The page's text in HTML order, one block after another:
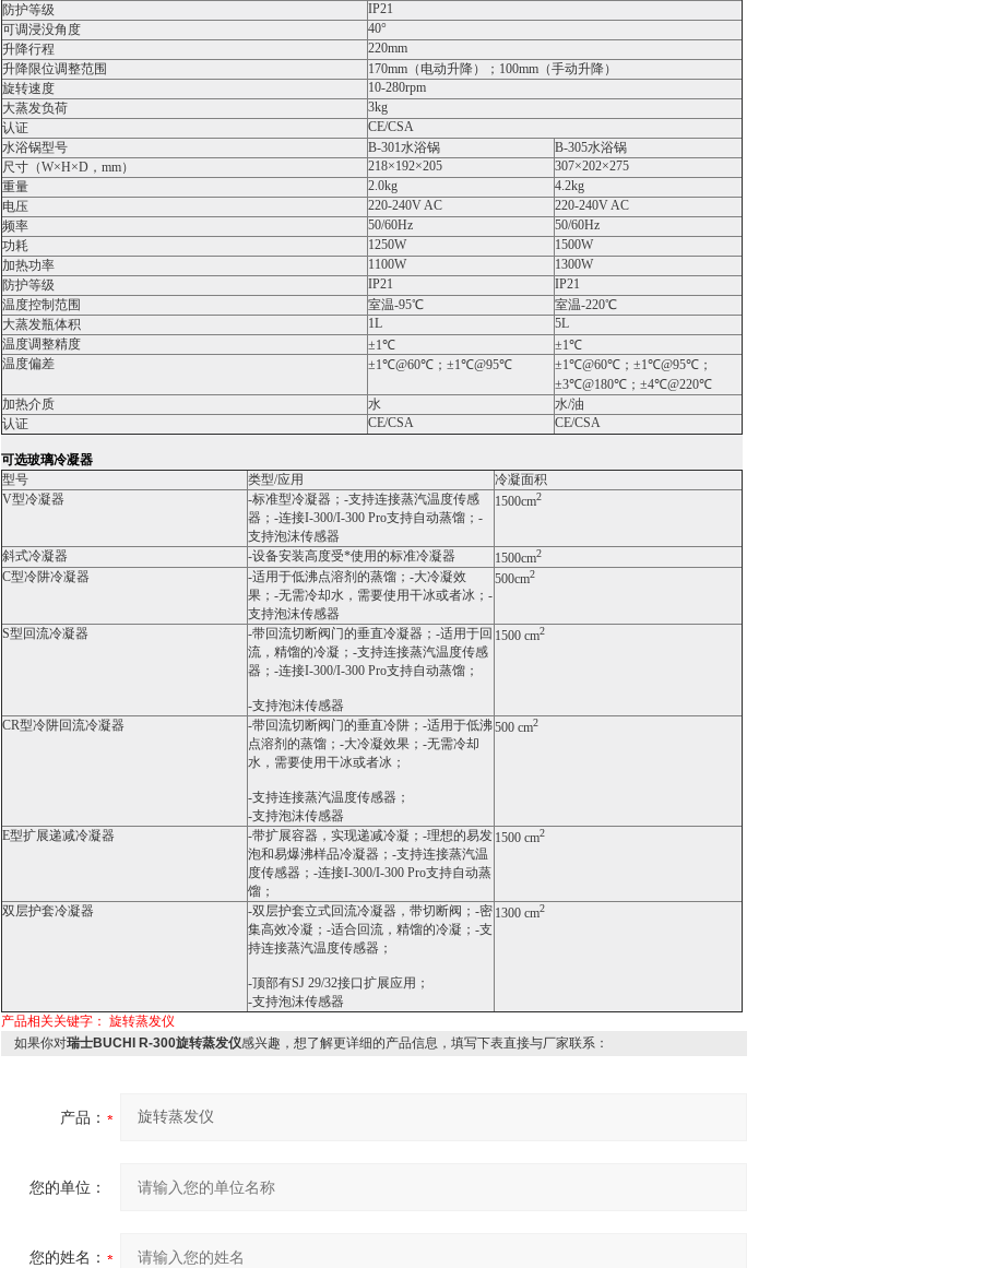
防护等级
IP21
可调浸没角度
40°
升降行程
220mm
升降限位调整范围
170mm（电动升降）；100mm（手动升降）
旋转速度
10-280rpm
大蒸发负荷
3kg
认证
CE/CSA
水浴锅型号
B-301水浴锅
B-305水浴锅
尺寸（W×H×D，mm）
218×192×205
307×202×275
重量
2.0kg
4.2kg
电压
220-240V AC
220-240V AC
频率
50/60Hz
50/60Hz
功耗
1250W
1500W
加热功率
1100W
1300W
防护等级
IP21
IP21
温度控制范围
室温-95℃
室温-220℃
大蒸发瓶体积
1L
5L
温度调整精度
±1℃
±1℃
温度偏差
±1℃@60℃；±1℃@95℃
±1℃@60℃；±1℃@95℃；
±3℃@180℃；±4℃@220℃
加热介质
水
水/油
认证
CE/CSA CE/CSA
可选玻璃冷凝器
型号
类型/应用
冷凝面积
V型冷凝器
-标准型冷凝器；-支持连接蒸汽温度传感
器；-连接I-300/I-300 Pro支持自动蒸馏；-
支持泡沫传感器
1500cm2
斜式冷凝器 -设备安装高度受*使用的标准冷凝器 1500cm2
C型冷阱冷凝器
-适用于低沸点溶剂的蒸馏；-大冷凝效
果；-无需冷却水，需要使用干冰或者冰；-
支持泡沫传感器
500cm2
S型回流冷凝器
-带回流切断阀门的垂直冷凝器；-适用于回
流，精馏的冷凝；-支持连接蒸汽温度传感
器；-连接I-300/I-300 Pro支持自动蒸馏；
-支持泡沫传感器
1500 cm2
CR型冷阱回流冷凝器
-带回流切断阀门的垂直冷阱；-适用于低沸
点溶剂的蒸馏；-大冷凝效果；-无需冷却
水，需要使用干冰或者冰；
-支持连接蒸汽温度传感器；
-支持泡沫传感器
500 cm2
E型扩展递减冷凝器
-带扩展容器，实现递减冷凝；-理想的易发
泡和易爆沸样品冷凝器；-支持连接蒸汽温
度传感器；-连接I-300/I-300 Pro支持自动蒸
馏；
1500 cm2
双层护套冷凝器
-双层护套立式回流冷凝器，带切断阀；-密
集高效冷凝；-适合回流，精馏的冷凝；-支
持连接蒸汽温度传感器；
-顶部有SJ 29/32接口扩展应用；
-支持泡沫传感器
1300 cm2
产品相关关键字： 旋转蒸发仪
如果你对瑞士BUCHI R-300旋转蒸发仪感兴趣，想了解更详细的产品信息，填写下表直接与厂家联系：
产品：
您的单位：
您的姓名：